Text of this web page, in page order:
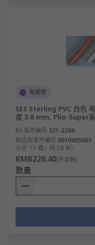
有库存
SES Sterling PVC 白色
度 3.8 mm, Plio-Super
RS 库存编号 321-2206
制造商零件编号 8010005001
小计（1 卷，共 50 米）
RMB220.40(不含税)
数量